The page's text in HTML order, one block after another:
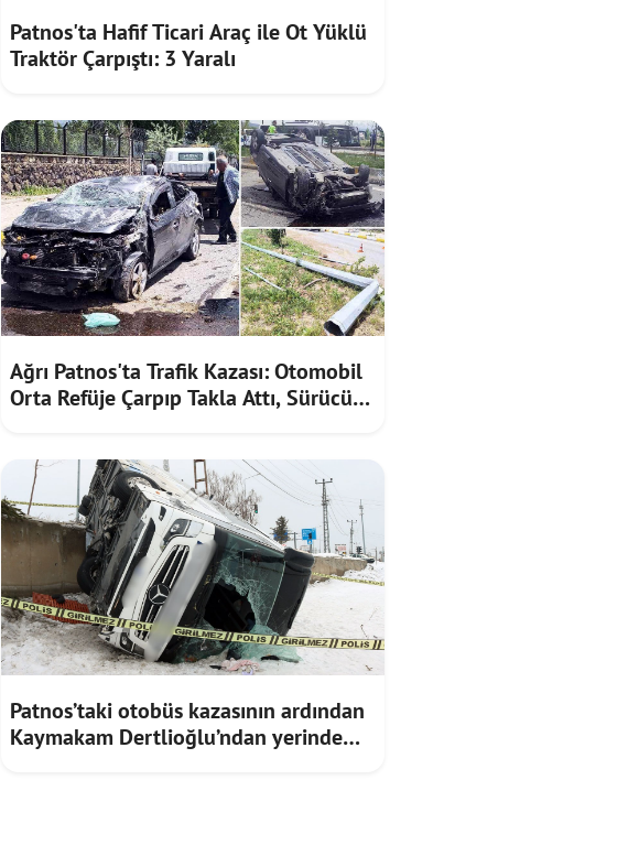
Patnos'ta Hafif Ticari Araç ile Ot Yüklü
Traktör Çarpıştı: 3 Yaralı
Ağrı Patnos'ta Trafik Kazası: Otomobil
Orta Refüje Çarpıp Takla Attı, Sürücü
Patnos’taki otobüs kazasının ardından
Kaymakam Dertlioğlu’ndan yerinde